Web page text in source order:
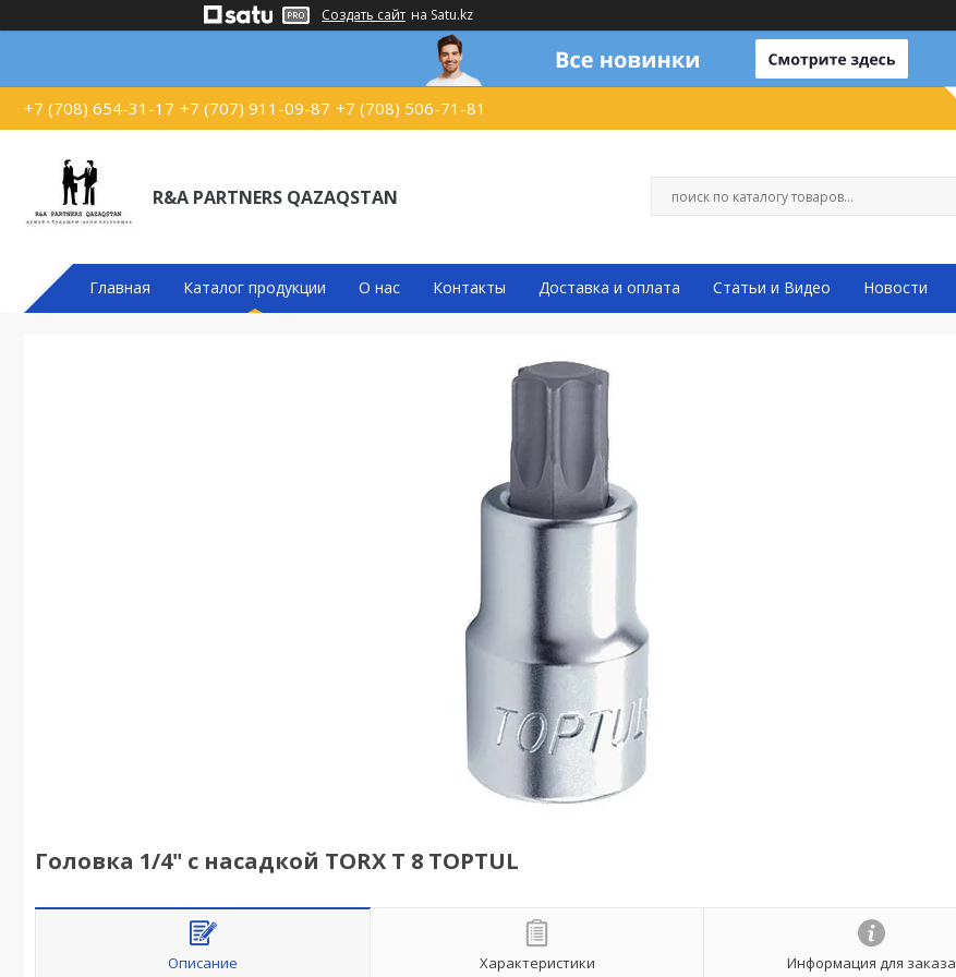
Создать сайт на Satu.kz
+7 (708) 654-31-17 +7 (707) 911-09-87 +7 (708) 506-71-81
R&A PARTNERS QAZAQSTAN
Главная Каталог продукции О нас Контакты Доставка и оплата Статьи и Видео Новости
Головка 1/4" с насадкой TORX T 8 TOPTUL
Описание Характеристики Информация для заказа